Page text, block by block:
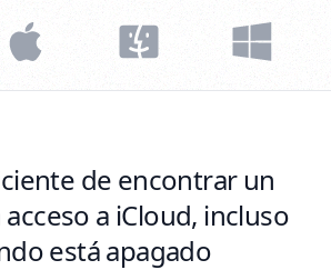
de encontrar un
a iCloud, incluso
está apagado